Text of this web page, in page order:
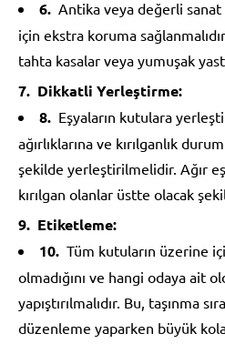
Antika veya değerli
için ekstra koruma
tahta kasalar veya yumuşak
Dikkatli Yerleştirme:
Eşyaların kutulara
ağırlıklarına ve kırılganlık
şekilde yerleştirilmelidir. Ağır
kırılgan olanlar üstte olacak
Etiketleme:
Tüm kutuların üzerine
olmadığını ve hangi odaya ait
yapıştırılmalıdır. Bu, taşınma
düzenleme yaparken büyük